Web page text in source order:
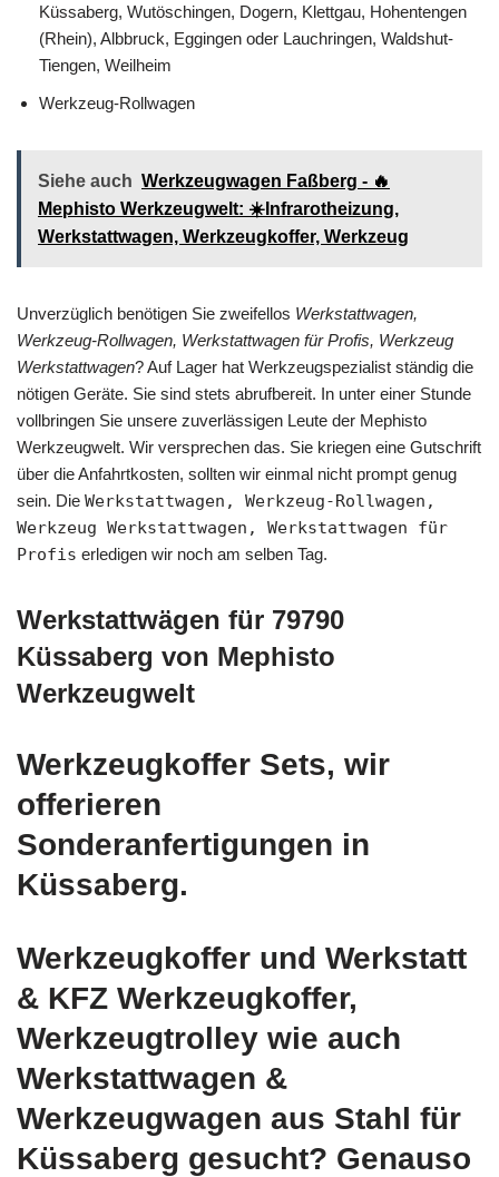
Küssaberg, Wutöschingen, Dogern, Klettgau, Hohentengen
(Rhein), Albbruck, Eggingen oder Lauchringen, Waldshut-
Tiengen, Weilheim
Werkzeug-Rollwagen
Siehe auch Werkzeugwagen Faßberg - 🔥
Mephisto Werkzeugwelt: ☀️Infrarotheizung,
Werkstattwagen, Werkzeugkoffer, Werkzeug
Unverzüglich benötigen Sie zweifellos Werkstattwagen,
Werkzeug-Rollwagen, Werkstattwagen für Profis, Werkzeug
Werkstattwagen? Auf Lager hat Werkzeugspezialist ständig die
nötigen Geräte. Sie sind stets abrufbereit. In unter einer Stunde
vollbringen Sie unsere zuverlässigen Leute der Mephisto
Werkzeugwelt. Wir versprechen das. Sie kriegen eine Gutschrift
über die Anfahrtkosten, sollten wir einmal nicht prompt genug
sein. Die Werkstattwagen, Werkzeug-Rollwagen,
Werkzeug Werkstattwagen, Werkstattwagen für
Profis erledigen wir noch am selben Tag.
Werkstattwägen für 79790
Küssaberg von Mephisto
Werkzeugwelt
Werkzeugkoffer Sets, wir
offerieren
Sonderanfertigungen in
Küssaberg.
Werkzeugkoffer und Werkstatt
& KFZ Werkzeugkoffer,
Werkzeugtrolley wie auch
Werkstattwagen &
Werkzeugwagen aus Stahl für
Küssaberg gesucht? Genauso